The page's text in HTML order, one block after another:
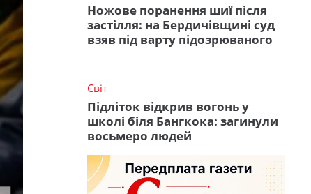
Ножове поранення шиї після
застілля: на Бердичівщині суд
взяв під варту підозрюваного
Світ
Підліток відкрив вогонь у
школі біля Бангкока: загинули
восьмеро людей